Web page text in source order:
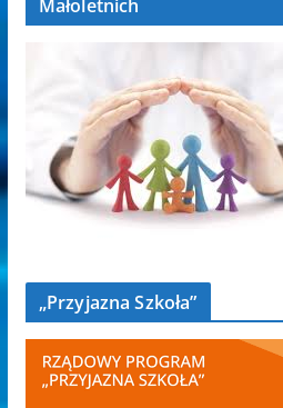
Małoletnich
„Przyjazna Szkoła”